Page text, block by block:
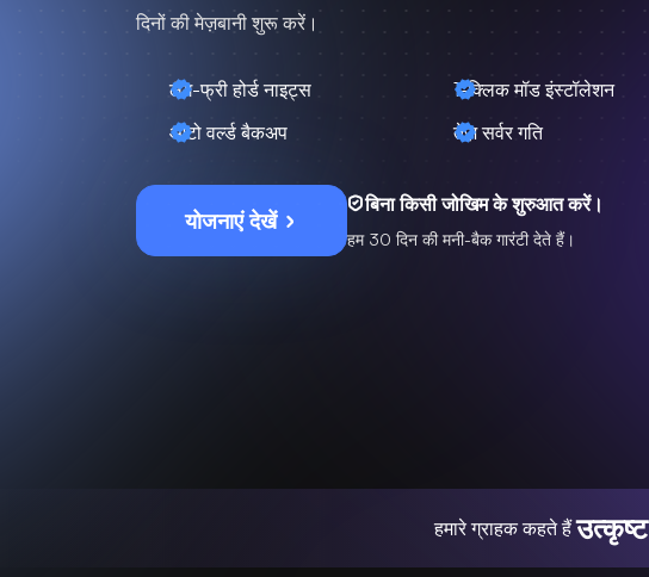
दिनों की मेज़बानी शुरू करें।
लैग-फ्री होर्ड नाइट्स
1-क्लिक मॉड इंस्टॉलेशन
ऑटो वर्ल्ड बैकअप
तेज़ सर्वर गति
योजनाएं देखें
बिना किसी जोखिम के शुरुआत करें।
हम 30 दिन की मनी-बैक गारंटी देते हैं।
हमारे ग्राहक कहते हैंउत्कृष्ट